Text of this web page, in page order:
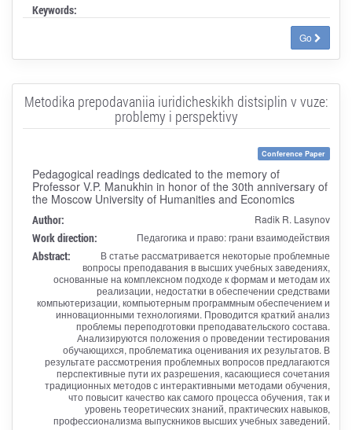
Keywords:
Go
Metodika prepodavaniia iuridicheskikh distsiplin v vuze:
problemy i perspektivy
Conference Paper
Pedagogical readings dedicated to the memory of
Professor V.P. Manukhin in honor of the 30th anniversary of
the Moscow University of Humanities and Economics
Author: Radik R. Lasynov
Work direction: Педагогика и право: грани взаимодействия
Abstract:
В статье рассматривается некоторые проблемные
вопросы преподавания в высших учебных заведениях,
основанные на комплексном подходе к формам и методам их
реализации, недостатки в обеспечении средствами
компьютеризации, компьютерным программным обеспечением и
инновационными технологиями. Проводится краткий анализ
проблемы переподготовки преподавательского состава.
Анализируются положения о проведении тестирования
обучающихся, проблематика оценивания их результатов. В
результате рассмотрения проблемных вопросов предлагаются
перспективные пути их разрешения, касающиеся сочетания
традиционных методов с интерактивными методами обучения,
что повысит качество как самого процесса обучения, так и
уровень теоретических знаний, практических навыков,
профессионализма выпускников высших учебных заведений.